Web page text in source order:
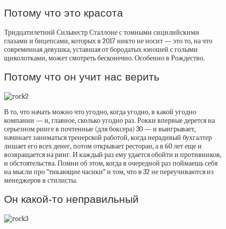
Потому что это красота
Тридцатилетний Сильвестр Сталлоне с томными сицилийскими
глазами и бицепсами, которых в 2017 никто не носит — это то, на что
современная девушка, уставшая от бородатых юношей с голыми
щиколотками, может смотреть бесконечно. Особенно в Рождество.
Потому что он учит нас верить
В то, что начать можно что угодно, когда угодно, в какой угодно
компании — и, главное, сколько угодно раз. Рокки впервые дерется на
серьезном ринге в почтенные (для боксера) 30 — и выигрывает,
начинает заниматься тренерской работой, когда нерадивый бухгалтер
лишает его всех денег, потом открывает ресторан, а в 60 лет еще и
возвращается на ринг. И каждый раз ему удается обойти и противников,
и обстоятельства. Помни об этом, когда в очередной раз поймаешь себя
на мысли про “тикающие часики” и том, что в 32 не переучиваются из
менеджеров в стилисты.
Он какой-то неправильный